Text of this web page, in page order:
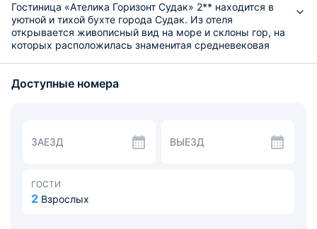
Гостиница «Ателика Горизонт Судак» 2** находится в
уютной и тихой бухте города Судак. Из отеля
открывается живописный вид на море и склоны гор, на
которых расположилась знаменитая средневековая
Предлагается проживать в корпусе на 157 номеров
Бонусом послужит восхитительный вид из окна номера
на море или горы.
себе блюдо по вкусу, даже самые маленькие гости.
Каждую среду и пятницу проводятся дни национальной
Доступные номера
ЗАЕЗД ВЫЕЗД
ГОСТИ
2 Взрослых